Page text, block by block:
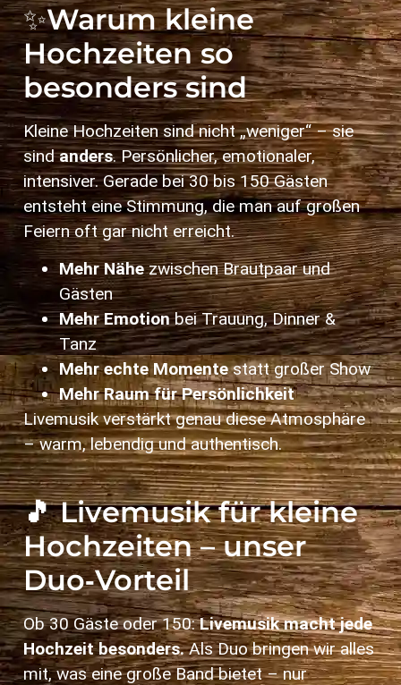
✨Warum kleine
Hochzeiten so
besonders sind
Kleine Hochzeiten sind nicht „weniger“ – sie
sindanders. Persönlicher, emotionaler,
intensiver. Gerade bei 30 bis 150 Gästen
entsteht eine Stimmung, die man auf großen
Feiern oft gar nicht erreicht.
Mehr Nähezwischen Brautpaar und
Gästen
Mehr Emotionbei Trauung, Dinner &
Tanz
Mehr echte Momentestatt großer Show
Mehr Raum für Persönlichkeit
Livemusik verstärkt genau diese Atmosphäre
– warm, lebendig und authentisch.
🎵 Livemusik für kleine
Hochzeiten – unser
Duo‑Vorteil
Ob 30 Gäste oder 150:Livemusik macht jede
Hochzeit besonders.Als Duo bringen wir alles
mit, was eine große Band bietet – nur